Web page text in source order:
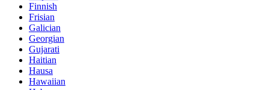
Finnish
Frisian
Galician
Georgian
Gujarati
Haitian
Hausa
Hawaiian